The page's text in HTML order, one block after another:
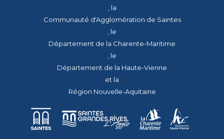
, la
Communauté d'Agglomération de Saintes
, le
Département de la Charente-Maritime
, le
Département de la Haute-Vienne
et la
Région Nouvelle-Aquitaine